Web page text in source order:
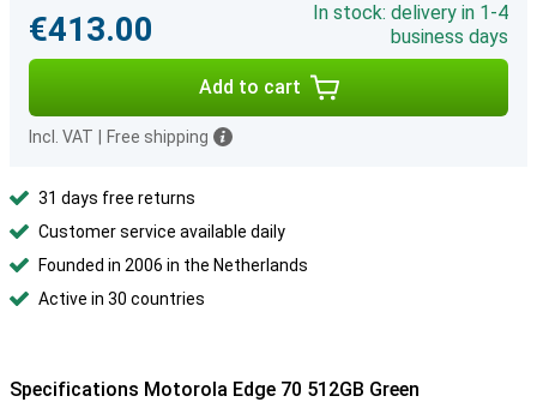
€413.00
In stock: delivery in 1-4
business days
Add to cart
Incl. VAT Free shipping
31 days free returns
Customer service available daily
Founded in 2006 in the Netherlands
Active in 30 countries
Specifications Motorola Edge 70 512GB Green